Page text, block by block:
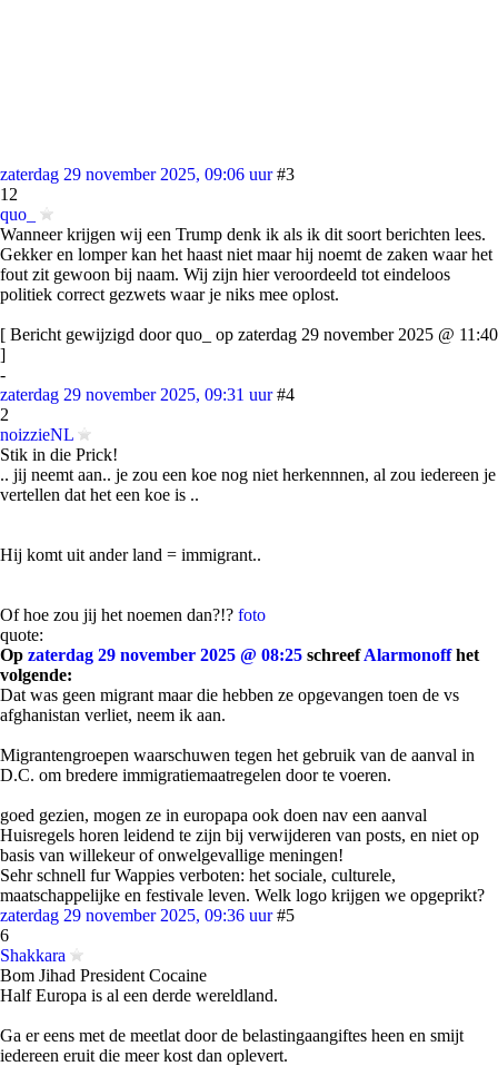
zaterdag 29 november 2025, 09:06 uur #3
12
quo_
Wanneer krijgen wij een Trump denk ik als ik dit soort berichten lees.
Gekker en lomper kan het haast niet maar hij noemt de zaken waar het
fout zit gewoon bij naam. Wij zijn hier veroordeeld tot eindeloos
politiek correct gezwets waar je niks mee oplost.
[ Bericht gewijzigd door quo_ op zaterdag 29 november 2025 @ 11:40
]
-
zaterdag 29 november 2025, 09:31 uur #4
2
noizzieNL
Stik in die Prick!
.. jij neemt aan.. je zou een koe nog niet herkennnen, al zou iedereen je
vertellen dat het een koe is ..
Hij komt uit ander land = immigrant..
Of hoe zou jij het noemen dan?!? foto
quote:
Op zaterdag 29 november 2025 @ 08:25 schreefAlarmonoffhet
volgende:
Dat was geen migrant maar die hebben ze opgevangen toen de vs
afghanistan verliet, neem ik aan.
Migrantengroepen waarschuwen tegen het gebruik van de aanval in
D.C. om bredere immigratiemaatregelen door te voeren.
goed gezien, mogen ze in europapa ook doen nav een aanval
Huisregels horen leidend te zijn bij verwijderen van posts, en niet op
basis van willekeur of onwelgevallige meningen!
Sehr schnell fur Wappies verboten: het sociale, culturele,
maatschappelijke en festivale leven. Welk logo krijgen we opgeprikt?
zaterdag 29 november 2025, 09:36 uur #5
6
Shakkara
Bom Jihad President Cocaine
Half Europa is al een derde wereldland.
Ga er eens met de meetlat door de belastingaangiftes heen en smijt
iedereen eruit die meer kost dan oplevert.